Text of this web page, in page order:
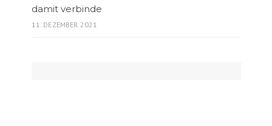
damit verbinde
11. DEZEMBER 2021